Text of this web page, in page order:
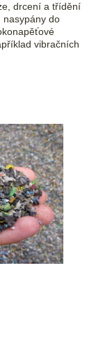
drcení a třídění
nasypány do
vibračních